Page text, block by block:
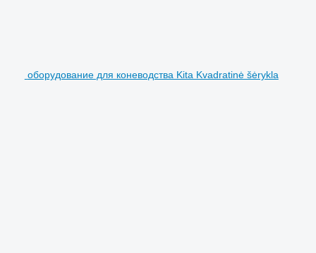
оборудование для коневодства Kita Kvadratinė šėrykla